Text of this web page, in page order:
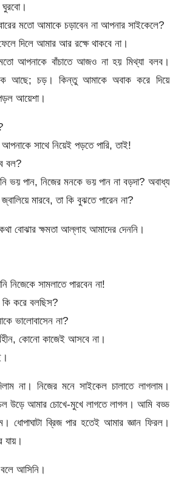
মতো আমাকে চড়াবেন না আপনার সাইকেলে?
দিলে আমার আর রক্ষে থাকবে না।
আপনাকে বাঁচাতে আজও না হয় মিথ্যা বলব।
আছে; চড়। কিন্তু আমাকে অবাক করে দিয়ে
আয়েশা।
সাথে নিয়েই পড়তে পারি, তাই!
বল?
পান, নিজের মনকে ভয় পান না বড়দা? অবাধ্য
মারবে, তা কি বুঝতে পারেন না?
বোঝার ক্ষমতা আল্লাহ আমাদের দেননি।
নিজেকে সামলাতে পারবেন না!
করে বলছিস?
ভালোবাসেন না?
কোনো কাজেই আসবে না।
না। নিজের মনে সাইকেল চালাতে লাগলাম।
উড়ে আমার চোখে-মুখে লাগতে লাগল। আমি বড্ড
ধোপাঘাটা ব্রিজ পার হতেই আমার জ্ঞান ফিরল।
যায়।
আসিনি।